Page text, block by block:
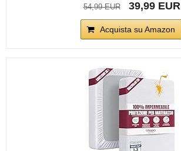
54,99 EUR 39,99 EUR
Acquista su Amazon